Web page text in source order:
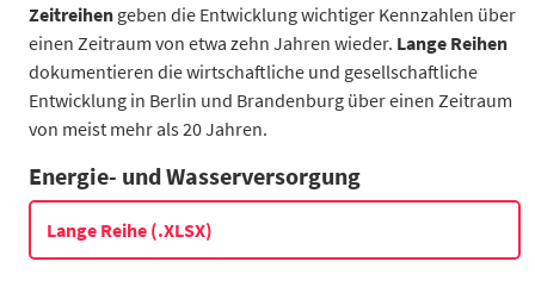
2015
21
89
2016
27
100
2017
26
98
2018
26
107
2020
30
105
2021
32
108
2022
35
Zeitreihen geben die Entwicklung wichtiger Kennzahlen über
einen Zeitraum von etwa zehn Jahren wieder. Lange Reihen
dokumentieren die wirtschaftliche und gesellschaftliche
Entwicklung in Berlin und Brandenburg über einen Zeitraum
von meist mehr als 20 Jahren.
Energie- und Wasserversorgung
Lange Reihe (.XLSX)